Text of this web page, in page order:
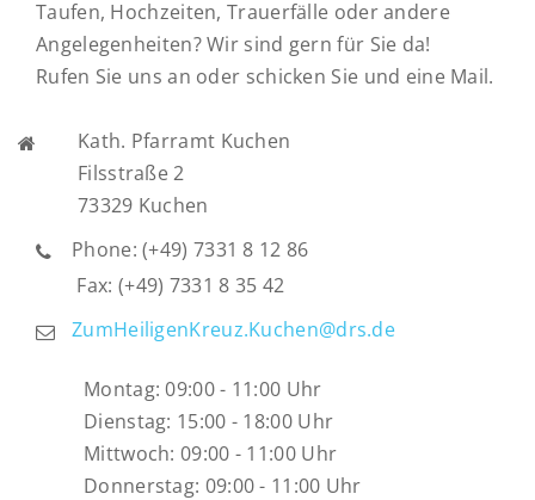
Taufen, Hochzeiten, Trauerfälle oder andere
Angelegenheiten? Wir sind gern für Sie da!
Rufen Sie uns an oder schicken Sie und eine Mail.
Kath. Pfarramt Kuchen
Filsstraße 2
73329 Kuchen
Phone: (+49) 7331 8 12 86
Fax: (+49) 7331 8 35 42
ZumHeiligenKreuz.Kuchen@drs.de
Montag: 09:00 - 11:00 Uhr
Dienstag: 15:00 - 18:00 Uhr
Mittwoch: 09:00 - 11:00 Uhr
Donnerstag: 09:00 - 11:00 Uhr